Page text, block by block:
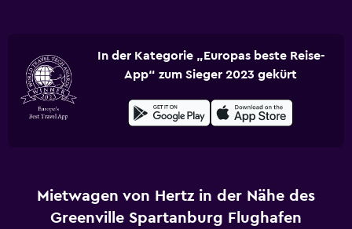
In der Kategorie „Europas beste Reise-
App“ zum Sieger 2023 gekürt
Mietwagen von Hertz in der Nähe des
Greenville Spartanburg Flughafen